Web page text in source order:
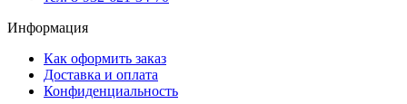
Информация
Как оформить заказ
Доставка и оплата
Конфиденциальность